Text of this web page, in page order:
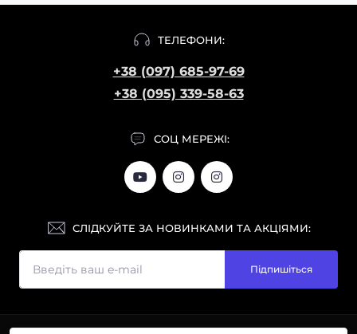
ТЕЛЕФОНИ:
+38 (097) 685-97-69
+38 (095) 339-58-63
СОЦ МЕРЕЖІ:
СЛІДКУЙТЕ ЗА НОВИНКАМИ ТА АКЦІЯМИ:
Підпишіться